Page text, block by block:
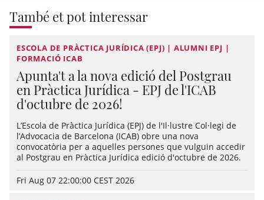
També et pot interessar
ESCOLA DE PRÀCTICA JURÍDICA (EPJ) | ALUMNI EPJ |
FORMACIÓ ICAB
Apunta't a la nova edició del Postgrau
en Pràctica Jurídica - EPJ de l'ICAB
d'octubre de 2026!
L’Escola de Pràctica Jurídica (EPJ) de l'Il·lustre Col·legi de
l’Advocacia de Barcelona (ICAB) obre una nova
convocatòria per a aquelles persones que vulguin accedir
al Postgrau en Pràctica Jurídica edició d'octubre de 2026.
Fri Aug 07 22:00:00 CEST 2026